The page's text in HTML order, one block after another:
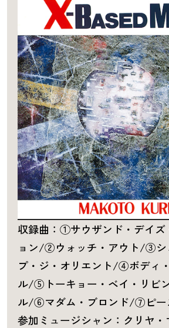
収録曲：①サウザンド・デイズ
ョン/②ウォッチ・アウト/③シ
プ・ジ・オリエント/④ボディ
ル/⑤トーキョー・ベイ・リビ
ル/⑥マダム・ブロンド/⑦ピー
参加ミュージシャン：クリヤ